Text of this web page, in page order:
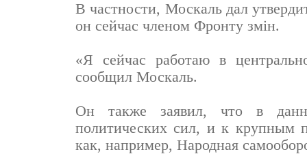
В частности, Москаль дал
он сейчас членом Фронту змін.
«Я сейчас работаю в
сообщил Москаль.
Он также заявил, что в
политических сил, и к крупным
как, например, Народная